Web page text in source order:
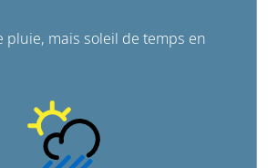
pluie, mais soleil de temps en